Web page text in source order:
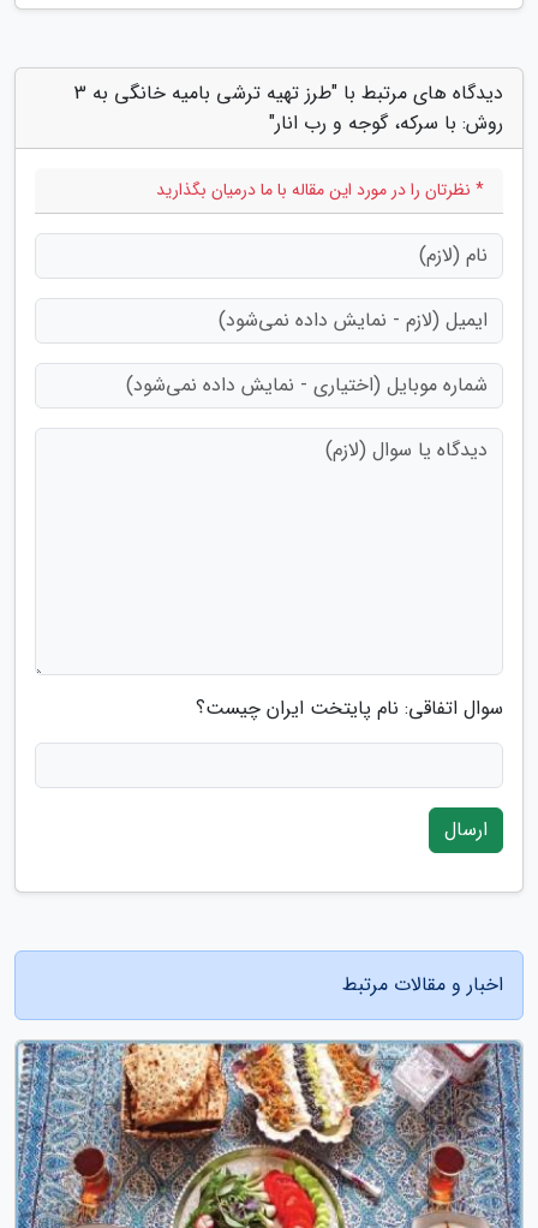
دیدگاه های مرتبط با "طرز تهیه ترشی بامیه خانگی به 3
روش: با سرکه، گوجه و رب انار"
* نظرتان را در مورد این مقاله با ما درمیان بگذارید
سوال اتفاقی: نام پایتخت ایران چیست؟
ارسال
اخبار و مقالات مرتبط